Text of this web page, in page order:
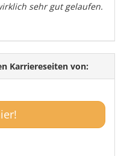
sehr gut gelaufen.
Karriereseiten von: